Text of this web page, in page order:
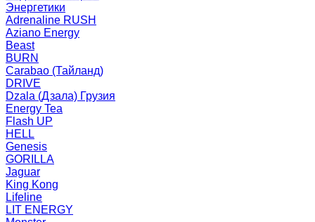
Энергетики
Adrenaline RUSH
Aziano Energy
Beast
BURN
Carabao (Тайланд)
DRIVE
Dzala (Дзала) Грузия
Energy Tea
Flash UP
HELL
Genesis
GORILLA
Jaguar
King Kong
Lifeline
LIT ENERGY